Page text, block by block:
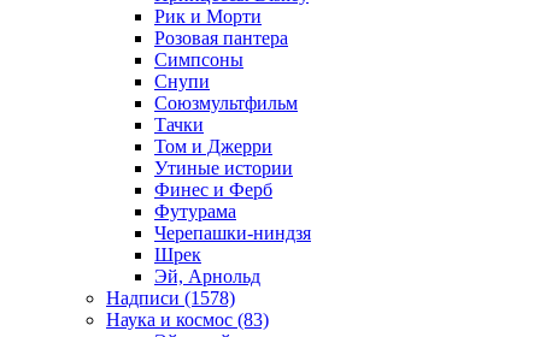
Рик и Морти
Розовая пантера
Симпсоны
Снупи
Союзмультфильм
Тачки
Том и Джерри
Утиные истории
Финес и Ферб
Футурама
Черепашки-ниндзя
Шрек
Эй, Арнольд
Надписи (1578)
Наука и космос (83)